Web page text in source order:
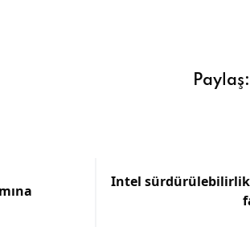
Paylaş:
Intel sürdürülebilirlik